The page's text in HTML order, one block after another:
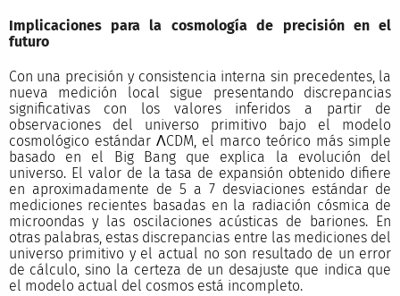
Implicaciones para la cosmología de precisión en el
futuro
Con una precisión y consistencia interna sin precedentes, la
nueva medición local sigue presentando discrepancias
significativas con los valores inferidos a partir de
observaciones del universo primitivo bajo el modelo
cosmológico estándar ΛCDM, el marco teórico más simple
basado en el Big Bang que explica la evolución del
universo. El valor de la tasa de expansión obtenido difiere
en aproximadamente de 5 a 7 desviaciones estándar de
mediciones recientes basadas en la radiación cósmica de
microondas y las oscilaciones acústicas de bariones. En
otras palabras, estas discrepancias entre las mediciones del
universo primitivo y el actual no son resultado de un error
de cálculo, sino la certeza de un desajuste que indica que
el modelo actual del cosmos está incompleto.